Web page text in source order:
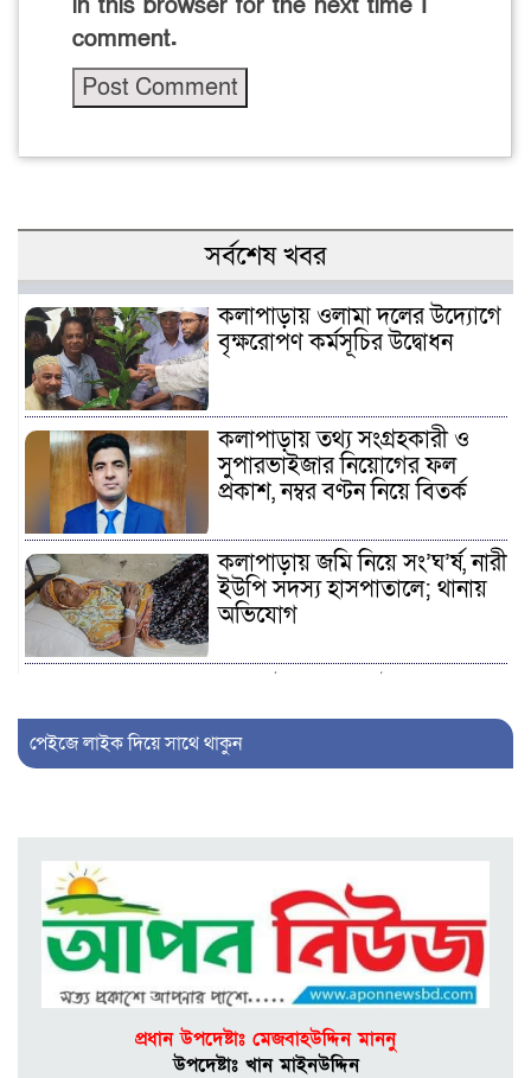
comment.
সর্বশেষ খবর
কলাপাড়ায় ওলামা দলের উদ্যোগে
বৃক্ষরোপণ কর্মসূচির উদ্বোধন
কলাপাড়ায় তথ্য সংগ্রহকারী ও
সুপারভাইজার নিয়োগের ফল
প্রকাশ, নম্বর বণ্টন নিয়ে বিতর্ক
কলাপাড়ায় জমি নিয়ে সং’ঘ’র্ষ, নারী
ইউপি সদস্য হাসপাতালে; থানায়
অভিযোগ
জলদস্যুদের হানা, ১২ জেলে
আ’হ’ত, মালামাল লু’ট
দিবস পালিত, ১২ জুলাইযোদ্ধাকে
সংবর্ধনা
আলীপুরে ব্যবসায়ীকে কু’পি’য়ে ও
পি’টি’য়ে জ’খ’মে’র মা’ম’লায়
প্রধান আ’সা’মি গ্রে’প্তা’র
পটুয়াখালী বন্দর নৌযান শ্রমিক
পেইজে লাইক দিয়ে সাথে থাকুন
প্রধান উপদেষ্টাঃ মেজবাহউদ্দিন মাননু
উপদেষ্টাঃ খান মাইনউদ্দিন